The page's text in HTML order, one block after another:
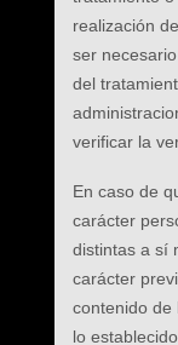
realización
ser
del
verificar la
En caso de
carácter
distintas a sí
carácter
contenido de
lo